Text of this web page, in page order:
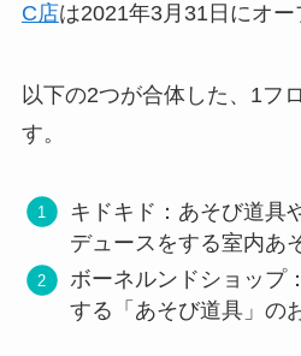
C店は2021年3月31日にオー
以下の2つが合体した、1フ
す。
キドキド：あそび道具
デュースをする室内あ
ボーネルンドショップ
する「あそび道具」の